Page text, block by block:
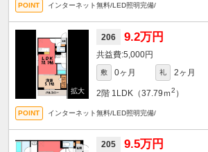
インターネット無料/LED照明完備/
206 9.2万円
5,000円
敷 0ヶ月 礼 2ヶ月
2階 1LDK（37.79ｍ2 ）
インターネット無料/LED照明完備/
205 9.5万円